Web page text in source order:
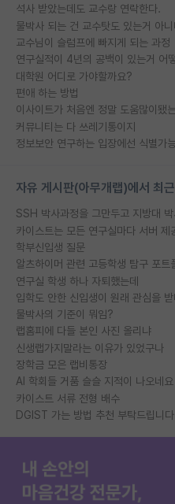
석사 받았는데도 교수랑 연락한다.
물박사 되는 건 교수탓도 있는거 아
교수님이 슬럼프에 빠지게 되는 과정
연구실적이 4년의 공백이 있는거 어
대학원 어디로 가야할까요?
편애 하는 방법
이사이트가 처음엔 정말 도움많이됐는
커뮤니티는 다 쓰레기통이지
자유 게시판(아무개랩)에서 최
카이스트는 모든 연구실마다 서버 제
학부신입생 질문
알츠하이머 관련 고등학생 탐구 포트
연구실 학생 하나 자퇴했는데
입학도 안한 신입생이 원래 관심을 받
물박사의 기준이 뭐임?
랩홈피에 다들 본인 사진 올리냐
신생랩가지말라는 이유가 있었구나
장학금 모은 랩비통장
AI 학회들 거품 슬슬 지적이 나오네요
카이스트 서류 전형 배수
DGIST 가는 방법 추천 부탁드립니